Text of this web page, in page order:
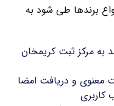
برندها طی شود به
به مرکز ثبت کریمخان
معنوی و دریافت امضا
کاربری